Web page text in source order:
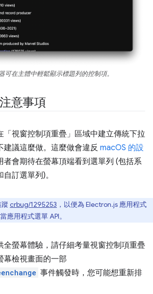
可在主體中輕鬆顯示標題列的控制項。
意事項
「視窗控制項重疊」區域中建立傳統下拉
建議這麼做。這麼做會違反 macOS 的設
者會期待在螢幕頂端看到選單列 (包括系
訂選單列)。
crbug/1295253 ，以便為 Electron.js 應用程式
應用程式選單 API。
全螢幕體驗，請仔細考量視窗控制項重疊
幕檢視畫面的一部
事件觸發時，您可能想重新排